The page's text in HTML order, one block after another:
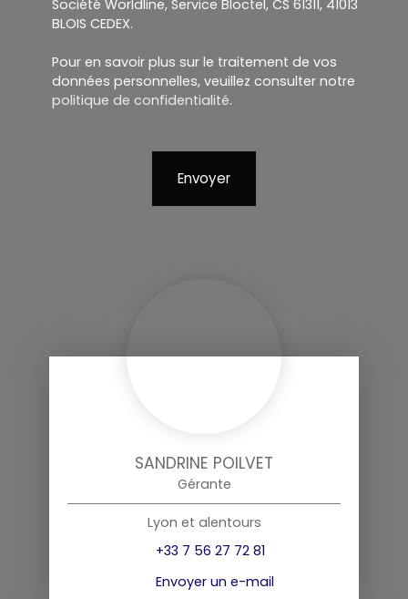
Société Worldline, Service Bloctel, CS 61311, 41013
BLOIS CEDEX.
Pour en savoir plus sur le traitement de vos
données personnelles, veuillez consulter notre
politique de confidentialité.
Envoyer
SANDRINE POILVET
Gérante
Lyon et alentours
+33 7 56 27 72 81
Envoyer un e-mail